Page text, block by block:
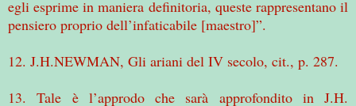
egli esprime in maniera definitoria, queste rappresentano il
pensiero proprio dell’infaticabile [maestro]”.
12. J.H.NEWMAN, Gli ariani del IV secolo, cit., p. 287.
13. Tale è l’approdo che sarà approfondito in J.H.